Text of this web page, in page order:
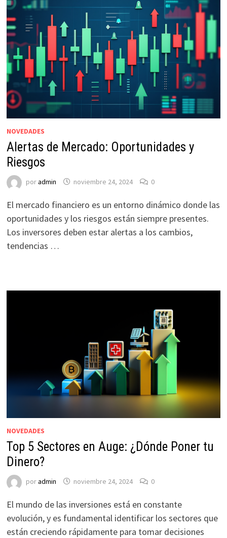
NOVEDADES
Alertas de Mercado: Oportunidades y
Riesgos
poradmin noviembre 24, 2024 0
El mercado financiero es un entorno dinámico donde las
oportunidades y los riesgos están siempre presentes.
Los inversores deben estar alertas a los cambios,
tendencias …
NOVEDADES
Top 5 Sectores en Auge: ¿Dónde Poner tu
Dinero?
poradmin noviembre 24, 2024 0
El mundo de las inversiones está en constante
evolución, y es fundamental identificar los sectores que
están creciendo rápidamente para tomar decisiones